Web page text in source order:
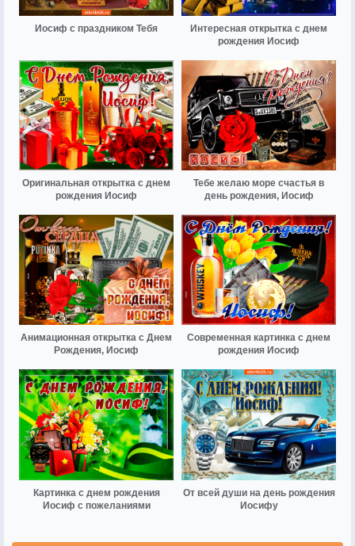
Иосиф с праздником Тебя
Интересная открытка с днем
рождения Иосиф
Оригинальная открытка с днем
рождения Иосиф
Тебе желаю море счастья в
день рождения, Иосиф
Анимационная открытка с Днем
Рождения, Иосиф
Современная картинка с днем
рождения Иосиф
Картинка с днем рождения
Иосиф с пожеланиями
От всей души на день рождения
Иосифу